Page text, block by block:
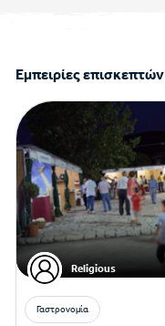
Εμπειρίες επισκεπτών
Religious
Γαστρονομία